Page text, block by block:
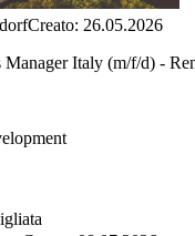
Creato: 26.05.2026
Manager Italy (m/f/d) -